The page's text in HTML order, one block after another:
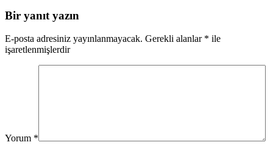
Bir yanıt yazın
E-posta adresiniz yayınlanmayacak. Gerekli alanlar * ile
işaretlenmişlerdir
Yorum *